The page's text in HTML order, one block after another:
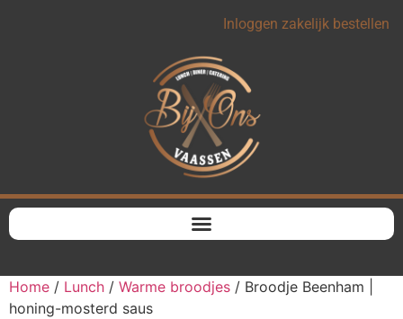
Inloggen zakelijk bestellen
Home / Lunch / Warme broodjes / Broodje Beenham |
honing-mosterd saus